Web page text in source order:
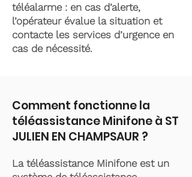
téléalarme : en cas d’alerte,
l’opérateur évalue la situation et
contacte les services d’urgence en
cas de nécessité.
Comment fonctionne la
téléassistance Minifone à ST
JULIEN EN CHAMPSAUR ?
La téléassistance Minifone est un